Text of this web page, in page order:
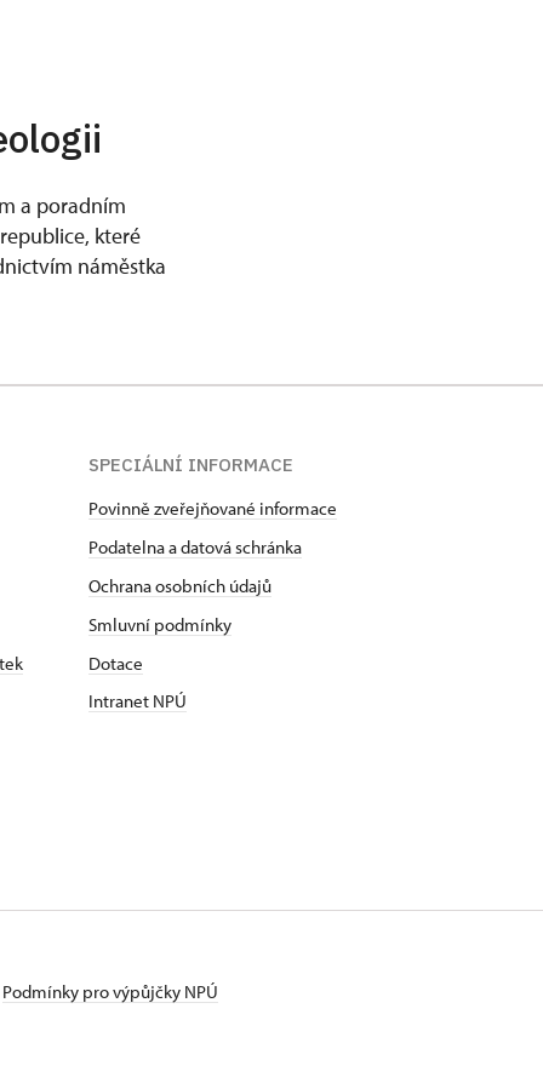
a poradním
které
náměstka
SPECIÁLNÍ INFORMACE
Povinně zveřejňované informace
Podatelna a datová schránka
Ochrana osobních údajů
Smluvní podmínky
Dotace
Intranet NPÚ
Podmínky pro výpůjčky NPÚ